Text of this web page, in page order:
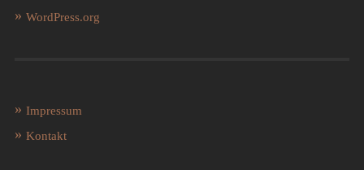
WordPress.org
Impressum
Kontakt